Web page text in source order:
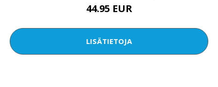
44.95 EUR
LISÄTIETOJA